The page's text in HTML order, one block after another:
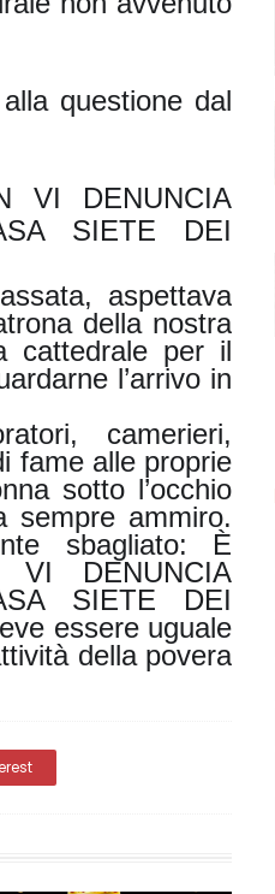
questione dal
VI DENUNCIA
SIETE DEI
aspettava
della nostra
cattedrale per il
l’arrivo in
camerieri,
fame alle proprie
sotto l’occhio
sempre ammiro.
sbagliato: È
VI DENUNCIA
SIETE DEI
essere uguale
della povera